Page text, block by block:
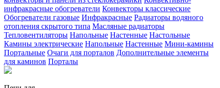
инфракрасные обогреватели Конвекторы классические
Обогреватели газовые Инфракрасные Радиаторы водяного
отопления скрытого типа Масляные радиаторы
Тепловентиляторы Напольные Настенные Настольные
Камины электрические Напольные Настенные Мини-камины
Портальные Очаги для порталов Дополнительные элементы
для каминов Порталы